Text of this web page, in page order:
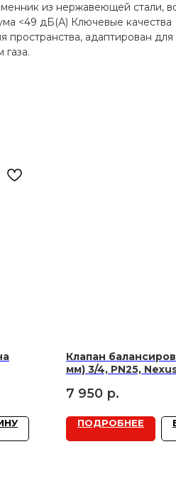
из нержавеющей стали,
<49 дБ(А) Ключевые качества
пространства, адаптирован
Клапан
мм) 3/4, PN25,
механический
7 950 р.
ПОДРОБНЕЕ